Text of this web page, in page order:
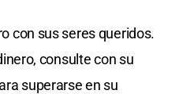
con sus seres queridos.
consulte con su
superarse en su